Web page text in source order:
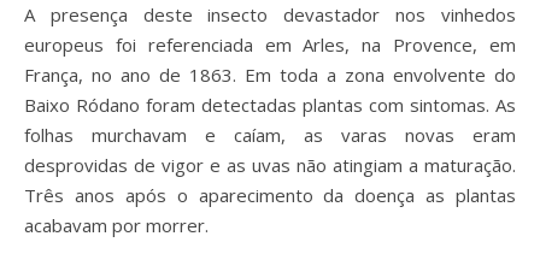
A presença deste insecto devastador nos vinhedos
europeus foi referenciada em Arles, na Provence, em
França, no ano de 1863. Em toda a zona envolvente do
Baixo Ródano foram detectadas plantas com sintomas. As
folhas murchavam e caíam, as varas novas eram
desprovidas de vigor e as uvas não atingiam a maturação.
Três anos após o aparecimento da doença as plantas
acabavam por morrer.